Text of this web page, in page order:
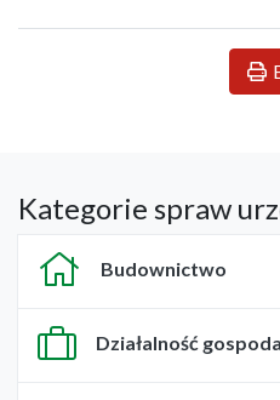
Kategorie spraw
Budownictwo
Działalność